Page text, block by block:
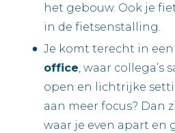
het gebouw. Ook je
in de fietsenstalling.
Je komt terecht in een
office , waar
open en lichtrijke
aan meer focus? Dan
waar je even apart en